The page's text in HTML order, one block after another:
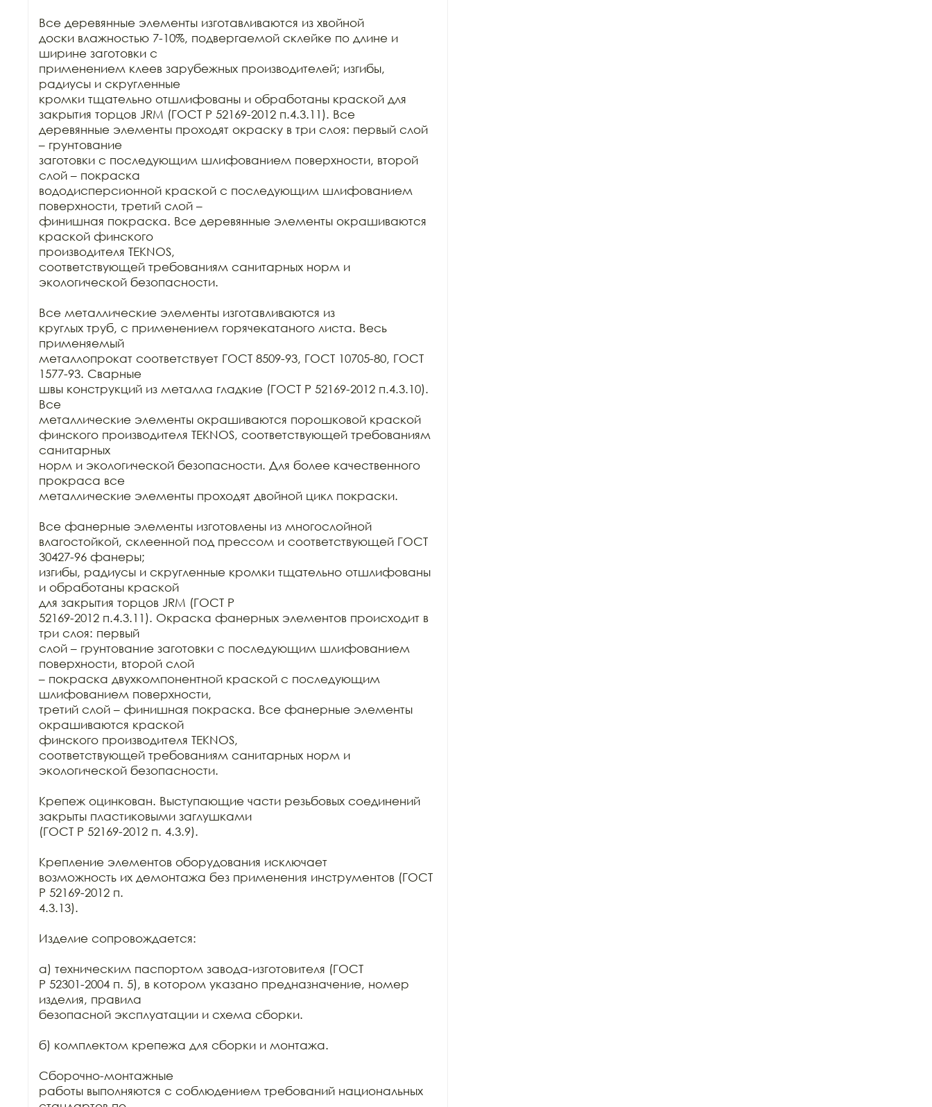
Все деревянные элементы изготавливаются из хвойной
доски влажностью 7-10%, подвергаемой склейке по длине и
ширине заготовки с
применением клеев зарубежных производителей; изгибы,
радиусы и скругленные
кромки тщательно отшлифованы и обработаны краской для
закрытия торцов JRM (ГОСТ Р 52169-2012 п.4.3.11). Все
деревянные элементы проходят окраску в три слоя: первый слой
– грунтование
заготовки с последующим шлифованием поверхности, второй
слой – покраска
вододисперсионной краской с последующим шлифованием
поверхности, третий слой –
финишная покраска. Все деревянные элементы окрашиваются
краской финского
производителя TEKNOS,
соответствующей требованиям санитарных норм и
экологической безопасности.
Все металлические элементы изготавливаются из
круглых труб, с применением горячекатаного листа. Весь
применяемый
металлопрокат соответствует ГОСТ 8509-93, ГОСТ 10705-80, ГОСТ
1577-93. Сварные
швы конструкций из металла гладкие (ГОСТ Р 52169-2012 п.4.3.10).
Все
металлические элементы окрашиваются порошковой краской
финского производителя TEKNOS, соответствующей требованиям
санитарных
норм и экологической безопасности. Для более качественного
прокраса все
металлические элементы проходят двойной цикл покраски.
Все фанерные элементы изготовлены из многослойной
влагостойкой, склеенной под прессом и соответствующей ГОСТ
30427-96 фанеры;
изгибы, радиусы и скругленные кромки тщательно отшлифованы
и обработаны краской
для закрытия торцов JRM (ГОСТ Р
52169-2012 п.4.3.11). Окраска фанерных элементов происходит в
три слоя: первый
слой – грунтование заготовки с последующим шлифованием
поверхности, второй слой
– покраска двухкомпонентной краской с последующим
шлифованием поверхности,
третий слой – финишная покраска. Все фанерные элементы
окрашиваются краской
финского производителя TEKNOS,
соответствующей требованиям санитарных норм и
экологической безопасности.
Крепеж оцинкован. Выступающие части резьбовых соединений
закрыты пластиковыми заглушками
(ГОСТ Р 52169-2012 п. 4.3.9).
Крепление элементов оборудования исключает
возможность их демонтажа без применения инструментов (ГОСТ
Р 52169-2012 п.
4.3.13).
Изделие сопровождается:
а) техническим паспортом завода-изготовителя (ГОСТ
Р 52301-2004 п. 5), в котором указано предназначение, номер
изделия, правила
безопасной эксплуатации и схема сборки.
б) комплектом крепежа для сборки и монтажа.
Сборочно-монтажные
работы выполняются с соблюдением требований национальных